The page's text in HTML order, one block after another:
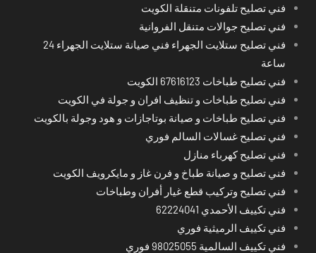
فني تصليح تلفونات متنقلة الكويت
فني تصليح جوالات متنقل الفروانية
فني تصليح ستلايت الجهراء فني صيانة ستلايت الجهراء 24
ساعة
فني تصليح طباخات 67616123 الكويت
فني تصليح طباخات و تنظيف افران و جولة في الكويت
فني تصليح طباخات و صيانة بوتاجازات و هود وجولة بالكويت
فني تصليح غسالات السالم فوري
فني تصليح كهرباء منازل
فني تصليح و صيانة طباخ و فرن غاز و مايكرويف الكويت
فني تصليح وتركيب قطع غيار أفران وطباخات
فني تكييف الأحمدي 62224041
فني تكييف الرميثية فوري
فني تكييف السالمية 98025055 فوري